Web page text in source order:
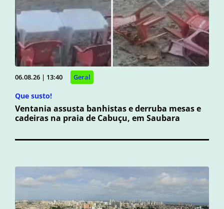
06.08.26 | 13:40 Geral
Que susto!
Ventania assusta banhistas e derruba mesas e
cadeiras na praia de Cabuçu, em Saubara